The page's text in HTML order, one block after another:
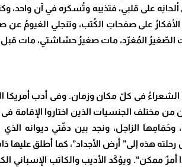
على قلبي، فتذيبه وتُسكره في آن
الأفكارُ على صفحاتِ الكُتب، وتنجلي الغيومُ
الصّغيرُ المُغرّد، مات صغيرُ حشاشتي، مات
فى كلّ مكان وزمان. وفى أدب أمريكا
من مختلف الجنسيات الذين اختاروا
وحَمَامِها الزاجل، ونجد بين دفّتي ديوانه
رحلته هذه إلى” أرض الأجداد”، كما أطلق
ممكن“. ويؤكّد الأديب والكاتب الإسباني